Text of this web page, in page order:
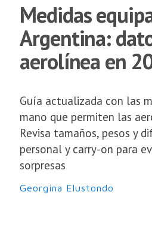
Medidas
Argentina:
aerolínea en
Guía actualizada con las
mano que permiten las
Revisa tamaños, pesos y
personal y carry-on para
sorpresas
Georgina Elustondo